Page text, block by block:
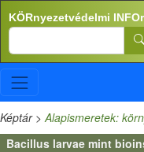
Ugrás a tartalomra
KÖRnyezetvédelmi
Search
Képtár>Alapismeretek:
Bacillus larvae mint